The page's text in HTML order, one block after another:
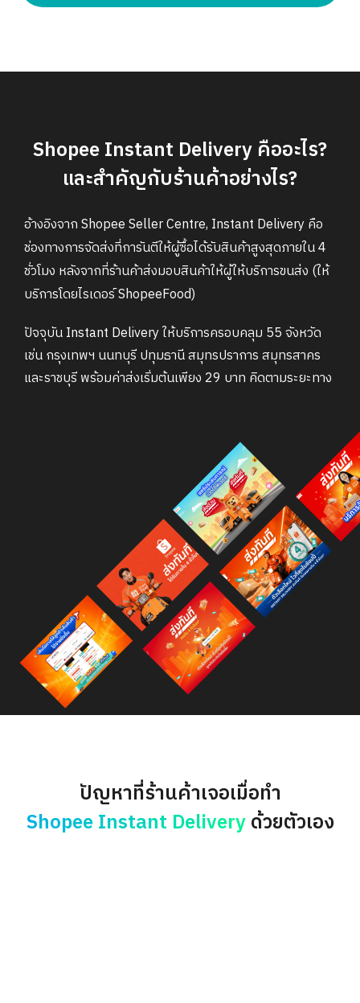
Shopee Instant Delivery คืออะไร?
และสำคัญกับร้านค้าอย่างไร?
อ้างอิงจาก Shopee Seller Centre, Instant Delivery คือ
ช่องทางการจัดส่งที่การันตีให้ผู้ซื้อได้รับสินค้าสูงสุดภายใน 4
ชั่วโมง หลังจากที่ร้านค้าส่งมอบสินค้าให้ผู้ให้บริการขนส่ง (ให้
บริการโดยไรเดอร์ ShopeeFood)
ปัจจุบัน Instant Delivery ให้บริการครอบคลุม 55 จังหวัด
เช่น กรุงเทพฯ นนทบุรี ปทุมธานี สมุทรปราการ สมุทรสาคร
และราชบุรี พร้อมค่าส่งเริ่มต้นเพียง 29 บาท คิดตามระยะทาง
ปัญหาที่ร้านค้าเจอเมื่อทำ
Shopee Instant Deliveryด้วยตัวเอง